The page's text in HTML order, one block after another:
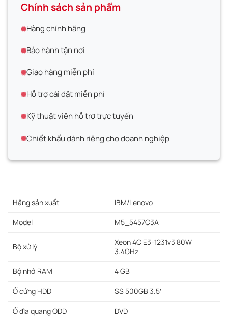
Chính sách sản phẩm
Hàng chính hãng
Bảo hành tận nơi
Giao hàng miễn phí
Hỗ trợ cài đặt miễn phí
Kỹ thuật viên hỗ trợ trực tuyến
Chiết khấu dành riêng cho doanh nghiệp
Hãng sản xuất IBM/Lenovo
Model M5_5457C3A
Bộ xử lý
Xeon 4C E3-1231v3 80W
3.4GHz
Bộ nhớ RAM 4 GB
Ổ cứng HDD SS 500GB 3.5′
Ổ đĩa quang ODD DVD